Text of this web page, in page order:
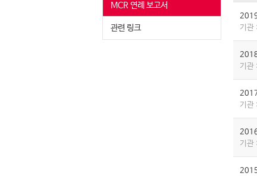
MCR 연례 보고서
관련 링크
기관
기관
기관
기관